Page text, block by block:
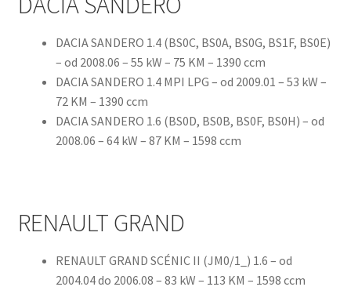
DACIA SANDERO 1.4 (BS0C, BS0A, BS0G, BS1F, BS0E)
– od 2008.06 – 55 kW – 75 KM – 1390 ccm
DACIA SANDERO 1.4 MPI LPG – od 2009.01 – 53 kW –
72 KM – 1390 ccm
DACIA SANDERO 1.6 (BS0D, BS0B, BS0F, BS0H) – od
2008.06 – 64 kW – 87 KM – 1598 ccm
RENAULT GRAND
RENAULT GRAND SCÉNIC II (JM0/1_) 1.6 – od
2004.04 do 2006.08 – 83 kW – 113 KM – 1598 ccm